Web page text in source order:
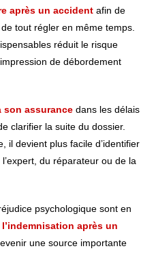
après un accident afin de
tout régler en même temps.
réduit le risque
de débordement
son assurance dans les délais
clarifier la suite du dossier.
il devient plus facile d’identifier
du réparateur ou de la
psychologique sont en
l’indemnisation après un
une source importante